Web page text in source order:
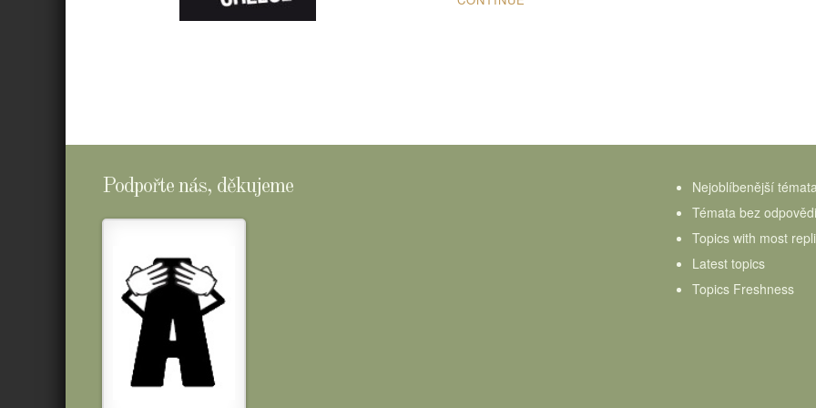
Podpořte nás, děkujeme
Nejoblíbenější
Témata bez odpovědi
Topics with most
Latest topics
Topics Freshness